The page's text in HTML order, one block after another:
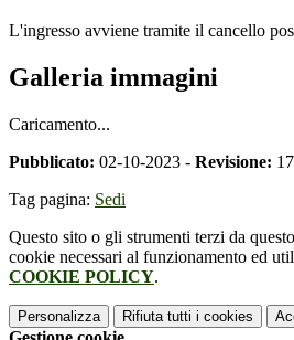
L'ingresso avviene tramite il cancello
Galleria immagini
Caricamento...
Pubblicato: 02-10-2023 - Revisione:
Tag pagina: Sedi
Questo sito o gli strumenti terzi da
cookie necessari al funzionamento ed
COOKIE POLICY.
Personalizza Rifiuta tutti i cookies